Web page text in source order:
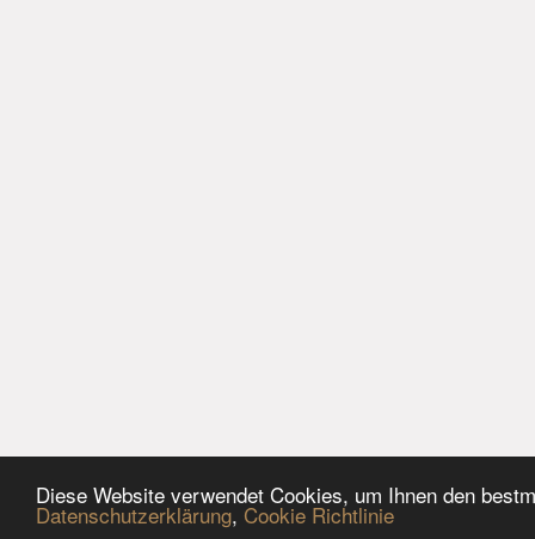
Diese Website verwendet Cookies, um Ihnen den
Datenschutzerklärung, Cookie Richtlinie